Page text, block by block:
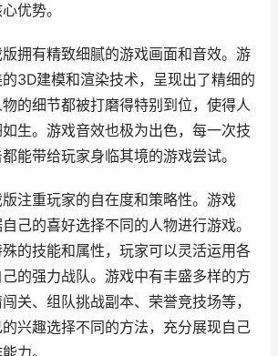
优势。
拥有精致细腻的游戏画面和音效。游
3D建模和渲染技术，呈现出了精细的
的细节都被打磨得特别到位，使得人
生。游戏音效也极为出色，每一次技
能带给玩家身临其境的游戏尝试。
注重玩家的自在度和策略性。游戏
己的喜好选择不同的人物进行游戏。
的技能和属性，玩家可以灵活运用各
的强力战队。游戏中有丰盛多样的方
关、组队挑战副本、荣誉竞技场等，
兴趣选择不同的方法，充分展现自己